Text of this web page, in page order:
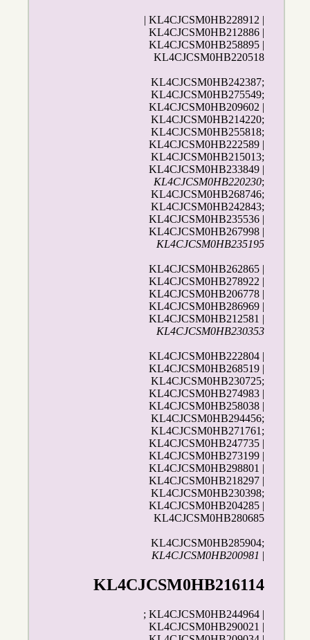
| KL4CJCSM0HB228912 |
KL4CJCSM0HB212886 |
KL4CJCSM0HB258895 |
KL4CJCSM0HB220518
KL4CJCSM0HB242387;
KL4CJCSM0HB275549;
KL4CJCSM0HB209602 |
KL4CJCSM0HB214220;
KL4CJCSM0HB255818;
KL4CJCSM0HB222589 |
KL4CJCSM0HB215013;
KL4CJCSM0HB233849 |
KL4CJCSM0HB220230;
KL4CJCSM0HB268746;
KL4CJCSM0HB242843;
KL4CJCSM0HB235536 |
KL4CJCSM0HB267998 |
KL4CJCSM0HB235195
KL4CJCSM0HB262865 |
KL4CJCSM0HB278922 |
KL4CJCSM0HB206778 |
KL4CJCSM0HB286969 |
KL4CJCSM0HB212581 |
KL4CJCSM0HB230353
KL4CJCSM0HB222804 |
KL4CJCSM0HB268519 |
KL4CJCSM0HB230725;
KL4CJCSM0HB274983 |
KL4CJCSM0HB258038 |
KL4CJCSM0HB294456;
KL4CJCSM0HB271761;
KL4CJCSM0HB247735 |
KL4CJCSM0HB273199 |
KL4CJCSM0HB298801 |
KL4CJCSM0HB218297 |
KL4CJCSM0HB230398;
KL4CJCSM0HB204285 |
KL4CJCSM0HB280685
KL4CJCSM0HB285904;
KL4CJCSM0HB200981 |
KL4CJCSM0HB216114
; KL4CJCSM0HB244964 |
KL4CJCSM0HB290021 |